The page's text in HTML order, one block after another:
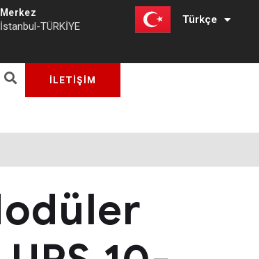
Merkez
İstanbul-TÜRKİYE
Türkçe
English
İLETİŞİM